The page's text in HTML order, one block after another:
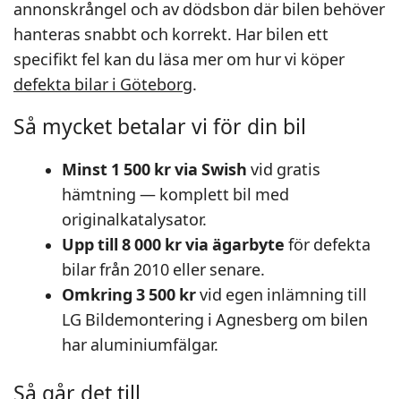
annonskrångel och av dödsbon där bilen behöver
hanteras snabbt och korrekt. Har bilen ett
specifikt fel kan du läsa mer om hur vi köper
defekta bilar i Göteborg.
Så mycket betalar vi för din bil
Minst 1 500 kr via Swish vid gratis
hämtning — komplett bil med
originalkatalysator.
Upp till 8 000 kr via ägarbyte för defekta
bilar från 2010 eller senare.
Omkring 3 500 krvid egen inlämning till
LG Bildemontering i Agnesberg om bilen
har aluminiumfälgar.
Så går det till